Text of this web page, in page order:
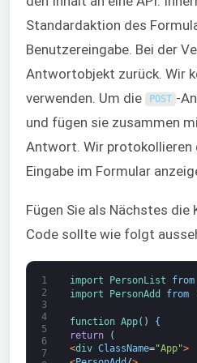
Standardaktion des
Benutzereingabe. Bei der
Antwortobjekt zurück. Wir
verwenden. Um die
POST -
und fügen sie zusammen
Antwort. Wir
Eingabe im Formular
Fügen Sie als Nächstes die
Code sollte wie folgt
1
2
3
4
5
6
7
import PersonList from
import
PersonAdd from
function App( )
{
return
(
<div ClassName="App">